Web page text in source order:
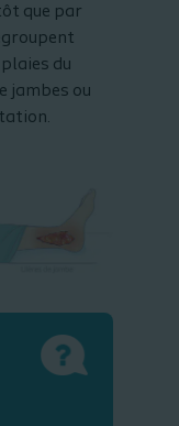
que par
du
jambes ou